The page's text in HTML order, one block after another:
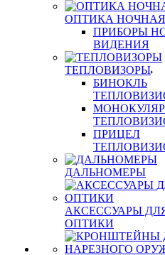
ОПТИКА НОЧНАЯ
ПРИБОРЫ
ВИДЕНИЯ
ТЕПЛОВИЗОРЫ
БИНОКЛЬ
МОНОКУЛЯР
ПРИЦЕЛ
ДАЛЬНОМЕРЫ
АКСЕССУАРЫ
ОПТИКИ